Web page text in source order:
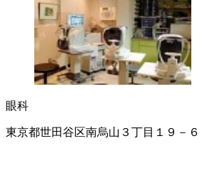
眼科
東京都世田谷区南烏山３丁目１９－６